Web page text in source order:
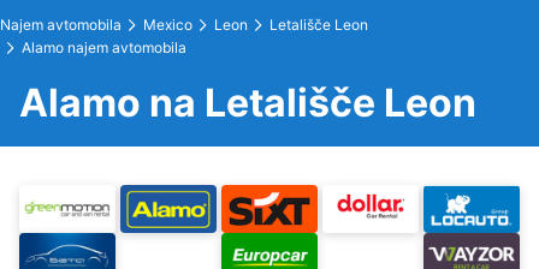
Najem avtomobila Mexico Leon
Letališče Leon
Alamo najem avtomobila
Alamo na Letališče Leon